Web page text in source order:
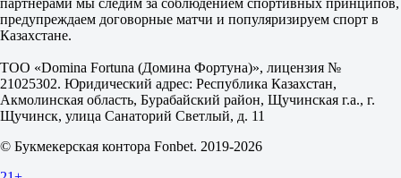
Фора
1
-1.5
1.85
+1.5
1.85
Б
предупреждаем договорные матчи и популяризируем спорт в
Казахстане.
ТОО «Domina Fortuna (Домина Фортуна)», лицензия №
21025302. Юридический адрес: Республика Казахстан,
Акмолинская область, Бурабайский район, Щучинская г.а., г.
Щучинск, улица Санаторий Светлый, д. 11
© Букмекерская контора Fonbet. 2019-2026